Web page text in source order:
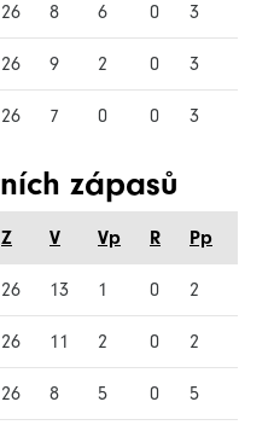
26 8 6 0 3
26 9 2 0 3
26 7 0 0 3
zápasů
Z V Vp R Pp
26 13 1 0 2
26 11 2 0 2
26 8 5 0 5